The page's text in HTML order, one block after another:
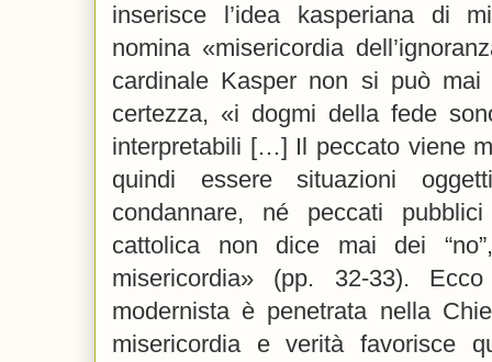
inserisce l’idea kasperiana di
nomina «misericordia
cardinale Kasper non si può
certezza, «i dogmi della fede
interpretabili […] Il peccato viene
quindi essere situazioni
condannare, né peccati
cattolica non dice mai dei
misericordia» (pp. 32-33).
modernista è penetrata nella
misericordia e verità favorisce